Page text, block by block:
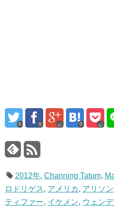
0 0 0
2012年, Channing Tatum,
ロドリゲス, アメリカ, アリソ
ティファー, イケメン, ウェン